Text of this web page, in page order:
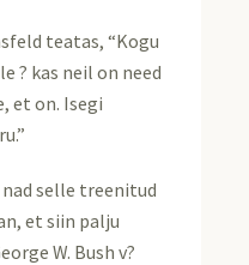
teatas, “Kogu
? kas neil on need
et on. Isegi
nad selle treenitud
et siin palju
W. Bush v?